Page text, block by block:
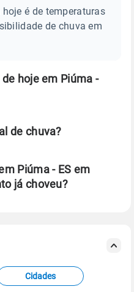
é de temperaturas
de chuva em
hoje em Piúma -
de chuva?
Piúma - ES em
já choveu?
de estações
Centro de Previsão
Cidades